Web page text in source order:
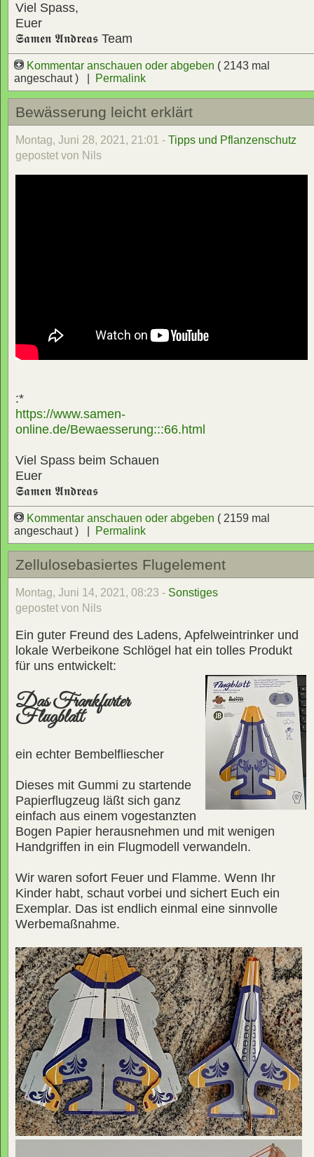
Viel Spass,
Euer
𝕾𝖆𝖒𝖊𝖓 𝕬𝖓𝖉𝖗𝖊𝖆𝖘 Team
Kommentar anschauen oder abgeben ( 2143 mal
angeschaut ) |
Permalink
Bewässerung leicht erklärt
Montag, Juni 28, 2021, 21:01 - Tipps und Pflanzenschutz
gepostet von Nils
:*
https://www.samen-
online.de/Bewaesserung:::66.html
Viel Spass beim Schauen
Euer
𝕾𝖆𝖒𝖊𝖓 𝕬𝖓𝖉𝖗𝖊𝖆𝖘
Kommentar anschauen oder abgeben ( 2159 mal
angeschaut ) |
Permalink
Zellulosebasiertes Flugelement
Montag, Juni 14, 2021, 08:23 - Sonstiges
gepostet von Nils
Ein guter Freund des Ladens, Apfelweintrinker und
lokale Werbeikone Schlögel hat ein tolles Produkt
für uns entwickelt:
Das Frankfurter
Flugblatt
ein echter Bembelfliescher
Dieses mit Gummi zu startende
Papierflugzeug läßt sich ganz
einfach aus einem vogestanzten
Bogen Papier herausnehmen und mit wenigen
Handgriffen in ein Flugmodell verwandeln.
Wir waren sofort Feuer und Flamme. Wenn Ihr
Kinder habt, schaut vorbei und sichert Euch ein
Exemplar. Das ist endlich einmal eine sinnvolle
Werbemaßnahme.